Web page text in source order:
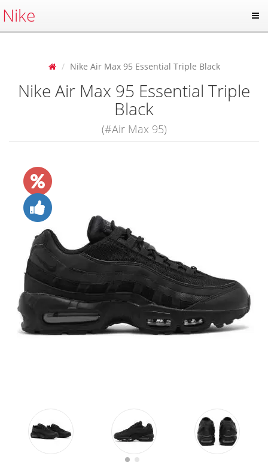
Nike
Nike Air Max 95 Essential Triple Black
Nike Air Max 95 Essential Triple
Black
(#Air Max 95)